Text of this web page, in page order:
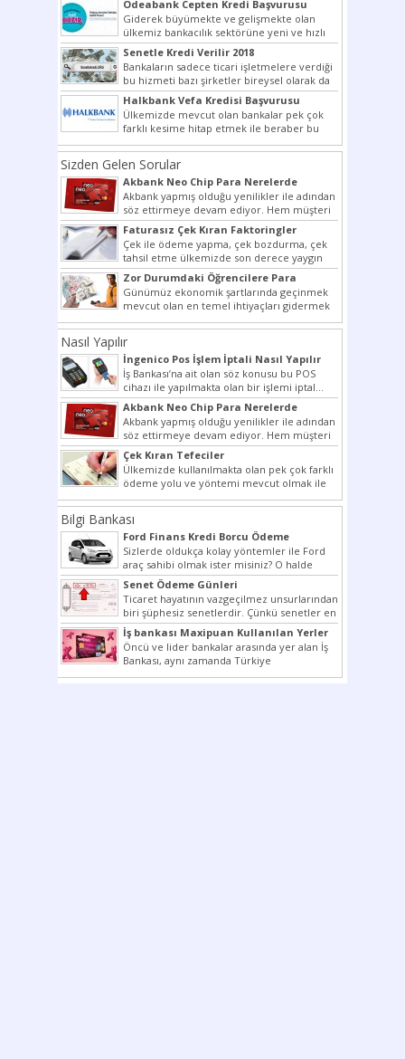
Odeabank Cepten Kredi Başvurusu
KREDIM 8444
Giderek büyümekte ve gelişmekte olan
ülkemiz bankacılık sektörüne yeni ve hızlı
bir giriş yapmış olan...
Senetle Kredi Verilir 2018
Bankaların sadece ticari işletmelere verdiği
bu hizmeti bazı şirketler bireysel olarak da
vermektedir. Senetle kredi...
Halkbank Vefa Kredisi Başvurusu
Ülkemizde mevcut olan bankalar pek çok
farklı kesime hitap etmek ile beraber bu
noktada son...
Sizden Gelen Sorular
Akbank Neo Chip Para Nerelerde
Kullanılır?
Akbank yapmış olduğu yenilikler ile adından
söz ettirmeye devam ediyor. Hem müşteri
potansiyelini arttırmak hem...
Faturasız Çek Kıran Faktoringler
Çek ile ödeme yapma, çek bozdurma, çek
tahsil etme ülkemizde son derece yaygın
bir şekilde...
Zor Durumdaki Öğrencilere Para
Yardımı
Günümüz ekonomik şartlarında geçinmek
mevcut olan en temel ihtiyaçları gidermek
dahi son derece zor olmak...
Nasıl Yapılır
İngenico Pos İşlem İptali Nasıl Yapılır
İş Bankası’na ait olan söz konusu bu POS
cihazı ile yapılmakta olan bir işlemi iptal...
Akbank Neo Chip Para Nerelerde
Kullanılır?
Akbank yapmış olduğu yenilikler ile adından
söz ettirmeye devam ediyor. Hem müşteri
potansiyelini arttırmak hem...
Çek Kıran Tefeciler
Ülkemizde kullanılmakta olan pek çok farklı
ödeme yolu ve yöntemi mevcut olmak ile
beraber bunlar...
Bilgi Bankası
Ford Finans Kredi Borcu Ödeme
Sizlerde oldukça kolay yöntemler ile Ford
araç sahibi olmak ister misiniz? O halde
yazımız ilginizi...
Senet Ödeme Günleri
Ticaret hayatının vazgeçilmez unsurlarından
biri şüphesiz senetlerdir. Çünkü senetler en
çok kullanılan ödeme araçlarıdır. Taksitler...
İş bankası Maxipuan Kullanılan Yerler
Öncü ve lider bankalar arasında yer alan İş
Bankası, aynı zamanda Türkiye
Cumhuriyeti’nin ilk milli...